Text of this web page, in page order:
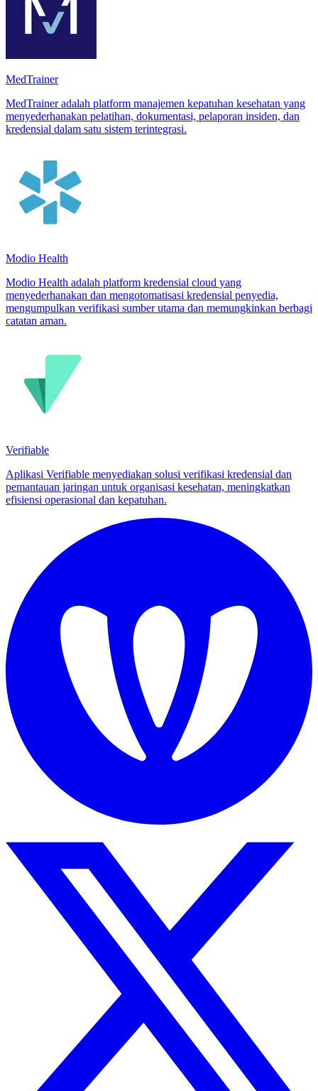
MedTrainer
MedTrainer adalah platform manajemen kepatuhan kesehatan yang
menyederhanakan pelatihan, dokumentasi, pelaporan insiden, dan
kredensial dalam satu sistem terintegrasi.
Modio Health
Modio Health adalah platform kredensial cloud yang
menyederhanakan dan mengotomatisasi kredensial penyedia,
mengumpulkan verifikasi sumber utama dan memungkinkan berbagi
catatan aman.
Verifiable
Aplikasi Verifiable menyediakan solusi verifikasi kredensial dan
pemantauan jaringan untuk organisasi kesehatan, meningkatkan
efisiensi operasional dan kepatuhan.